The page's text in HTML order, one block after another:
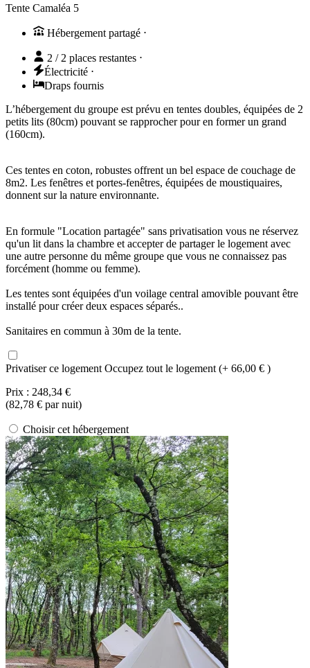
Tente Camaléa 5
Hébergement partagé ⋅
2 / 2 places restantes ⋅
Électricité ⋅
Draps fournis
L’hébergement du groupe est prévu en tentes doubles, équipées de 2
petits lits (80cm) pouvant se rapprocher pour en former un grand
(160cm).
Ces tentes en coton, robustes offrent un bel espace de couchage de
8m2. Les fenêtres et portes-fenêtres, équipées de moustiquaires,
donnent sur la nature environnante.
En formule "Location partagée" sans privatisation vous ne réservez
qu'un lit dans la chambre et accepter de partager le logement avec
une autre personne du même groupe que vous ne connaissez pas
forcément (homme ou femme).
Les tentes sont équipées d'un voilage central amovible pouvant être
installé pour créer deux espaces séparés..
Sanitaires en commun à 30m de la tente.
Privatiser ce logement Occupez tout le logement (+ 66,00 € )
Prix : 248,34 €
(82,78 € par nuit)
Choisir cet hébergement